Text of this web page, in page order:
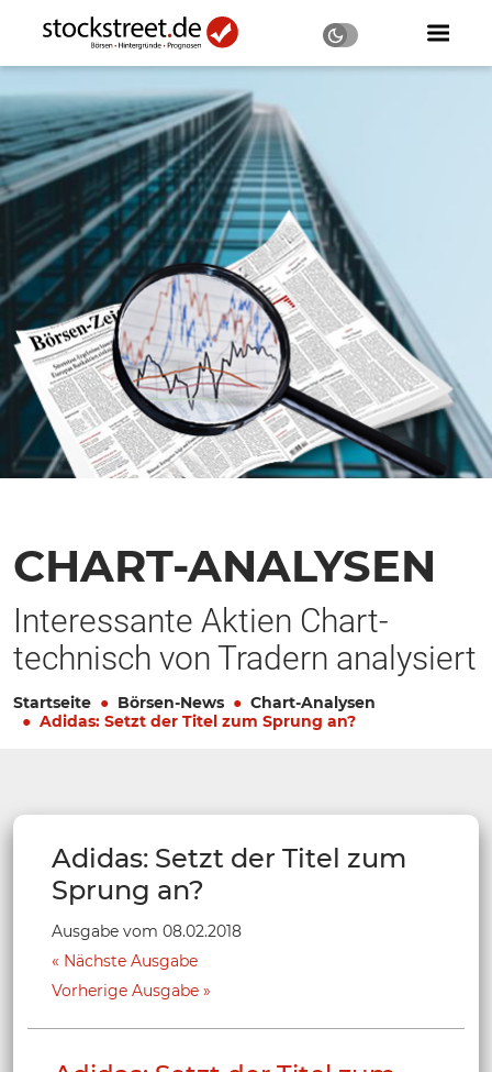
CHART-ANALYSEN
Interessante Aktien Chart-
technisch von Tradern analysiert
Startseite Börsen-News
Chart-Analysen
Adidas: Setzt der Titel zum Sprung an?
Adidas: Setzt der Titel zum
Sprung an?
Ausgabe vom 08.02.2018
Nächste Ausgabe
Vorherige Ausgabe